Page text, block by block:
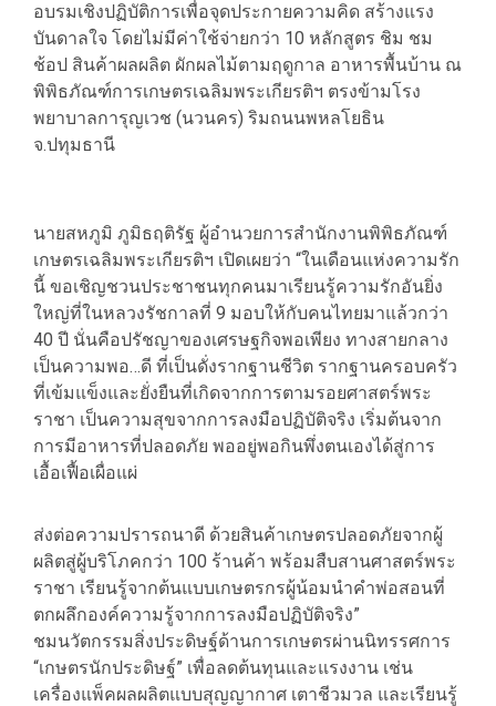
อบรมเชิงปฏิบัติการเพื่อจุดประกายความคิด สร้างแรง
บันดาลใจ โดยไม่มีค่าใช้จ่ายกว่า 10 หลักสูตร ชิม ชม
ช้อป สินค้าผลผลิต ผักผลไม้ตามฤดูกาล อาหารพื้นบ้าน ณ
พิพิธภัณฑ์การเกษตรเฉลิมพระเกียรติฯ ตรงข้ามโรง
พยาบาลการุญเวช (นวนคร) ริมถนนพหลโยธิน
จ.ปทุมธานี
นายสหภูมิ ภูมิธฤติรัฐ ผู้อำนวยการสำนักงานพิพิธภัณฑ์
เกษตรเฉลิมพระเกียรติฯ เปิดเผยว่า “ในเดือนแห่งความรัก
นี้ ขอเชิญชวนประชาชนทุกคนมาเรียนรู้ความรักอันยิ่ง
ใหญ่ที่ในหลวงรัชกาลที่ 9 มอบให้กับคนไทยมาแล้วกว่า
40 ปี นั่นคือปรัชญาของเศรษฐกิจพอเพียง ทางสายกลาง
เป็นความพอ…ดี ที่เป็นดั่งรากฐานชีวิต รากฐานครอบครัว
ที่เข้มแข็งและยั่งยืนที่เกิดจากการตามรอยศาสตร์พระ
ราชา เป็นความสุขจากการลงมือปฏิบัติจริง เริ่มต้นจาก
การมีอาหารที่ปลอดภัย พออยู่พอกินพึ่งตนเองได้สู่การ
เอื้อเฟื้อเผื่อแผ่
ส่งต่อความปรารถนาดี ด้วยสินค้าเกษตรปลอดภัยจากผู้
ผลิตสู่ผู้บริโภคกว่า 100 ร้านค้า พร้อมสืบสานศาสตร์พระ
ราชา เรียนรู้จากต้นแบบเกษตรกรผู้น้อมนำคำพ่อสอนที่
ตกผลึกองค์ความรู้จากการลงมือปฏิบัติจริง”
ชมนวัตกรรมสิ่งประดิษฐ์ด้านการเกษตรผ่านนิทรรศการ
“เกษตรนักประดิษฐ์” เพื่อลดต้นทุนและแรงงาน เช่น
เครื่องแพ็คผลผลิตแบบสุญญากาศ เตาชีวมวล และเรียนรู้